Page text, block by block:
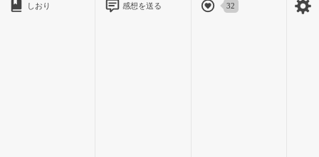
しおり 感想を送る 32